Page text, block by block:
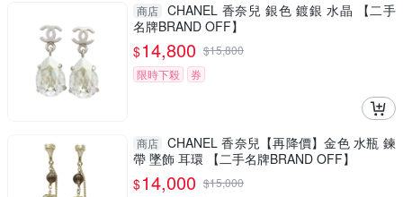
商店 CHANEL 香奈兒 銀色 鍍銀 水晶 【二手
名牌BRAND OFF】
$14,800 $15,800
限時下殺
券
商店 CHANEL 香奈兒【再降價】金色 水瓶 鍊
帶 墜飾 耳環 【二手名牌BRAND OFF】
$14,000 $15,000